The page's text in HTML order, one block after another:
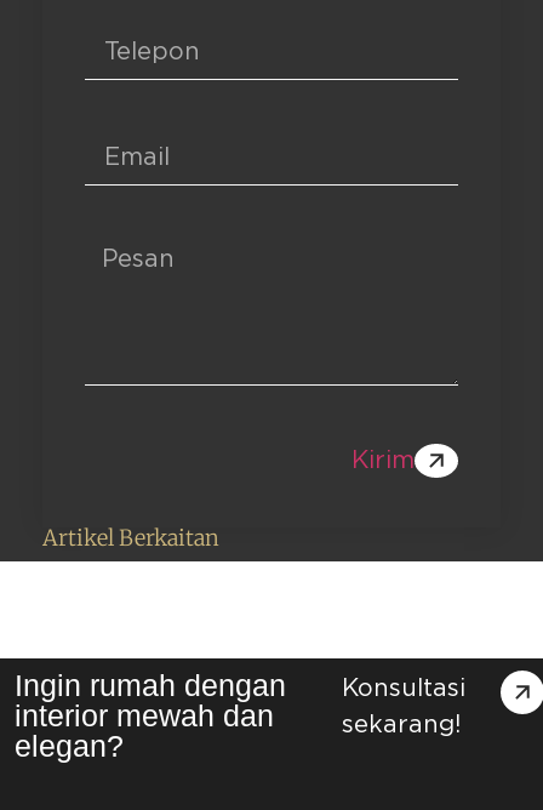
Kirim
Artikel Berkaitan
Ingin rumah dengan
interior mewah dan
elegan?
Konsultasi
sekarang!